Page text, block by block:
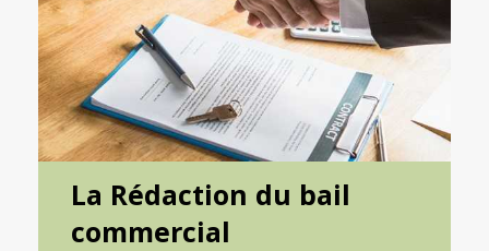
La Rédaction du bail
commercial